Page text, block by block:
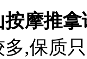
按摩推拿
,保质